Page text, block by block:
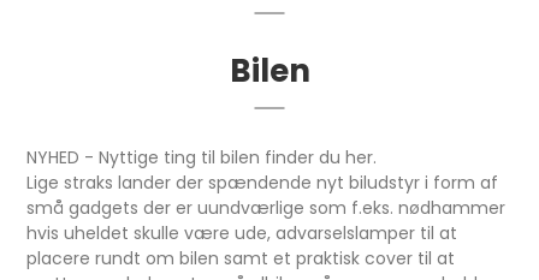
Bilen
NYHED - Nyttige ting til bilen finder du her.
Lige straks lander der spændende nyt biludstyr i form af
små gadgets der er uundværlige som f.eks. nødhammer
hvis uheldet skulle være ude, advarselslamper til at
placere rundt om bilen samt et praktisk cover til at